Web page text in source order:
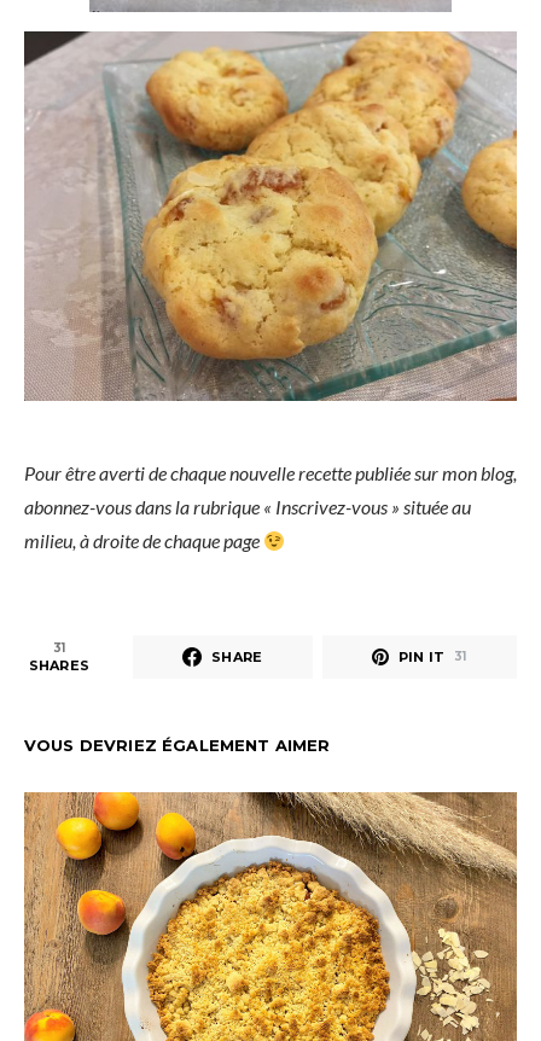
Pour être averti de chaque nouvelle recette publiée sur mon blog,
abonnez-vous dans la rubrique « Inscrivez-vous » située au
milieu, à droite de chaque page
31
SHARES SHARE PIN IT 31
VOUS DEVRIEZ ÉGALEMENT AIMER